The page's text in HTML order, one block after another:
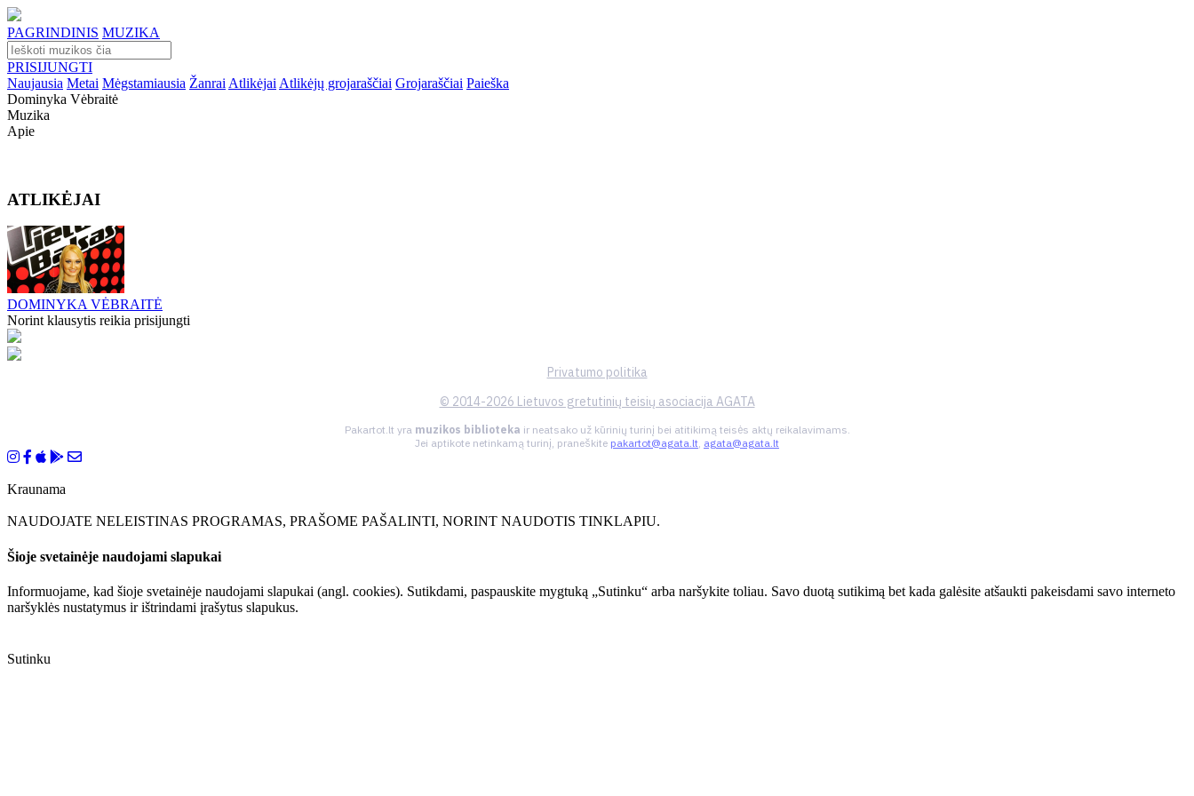
PAGRINDINIS MUZIKA
PRISIJUNGTI
Naujausia Metai Mėgstamiausia Žanrai Atlikėjai Atlikėjų grojaraščiai Grojaraščiai Paieška
Dominyka Vėbraitė
Muzika
Apie
ATLIKĖJAI
DOMINYKA VĖBRAITĖ
Norint klausytis reikia prisijungti
Privatumo politika
© 2014-2026 Lietuvos gretutinių teisių asociacija AGATA
Pakartot.lt yra muzikos biblioteka ir neatsako už kūrinių turinį bei atitikimą teisės aktų reikalavimams.
Jei aptikote netinkamą turinį, praneškite pakartot@agata.lt, agata@agata.lt
Kraunama
NAUDOJATE NELEISTINAS PROGRAMAS, PRAŠOME PAŠALINTI, NORINT NAUDOTIS TINKLAPIU.
Šioje svetainėje naudojami slapukai
Informuojame, kad šioje svetainėje naudojami slapukai (angl. cookies). Sutikdami, paspauskite mygtuką „Sutinku“ arba naršykite toliau. Savo duotą sutikimą bet kada galėsite atšaukti pakeisdami savo interneto
naršyklės nustatymus ir ištrindami įrašytus slapukus.
Sutinku